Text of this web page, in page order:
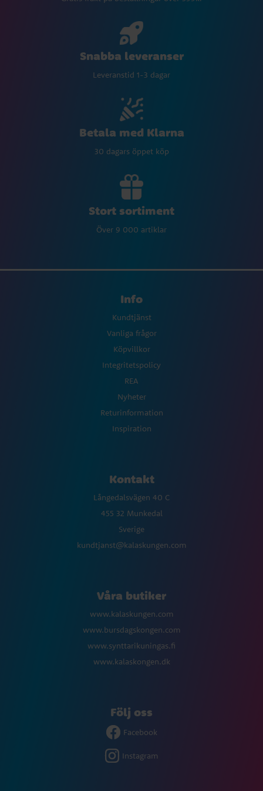
Snabba leveranser
Leveranstid 1-3 dagar
Betala med Klarna
30 dagars öppet köp
Stort sortiment
Över 9 000 artiklar
Info
Kundtjänst
Vanliga frågor
Köpvillkor
Integritetspolicy
REA
Nyheter
Returinformation
Inspiration
Kontakt
Långedalsvägen 40 C
455 32 Munkedal
Sverige
kundtjanst@kalaskungen.com
Våra butiker
www.kalaskungen.com
www.bursdagskongen.com
www.synttarikuningas.fi
www.kalaskongen.dk
Följ oss
Facebook
Instagram